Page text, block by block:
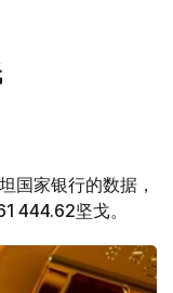
国家银行的数据，
444.62坚戈。